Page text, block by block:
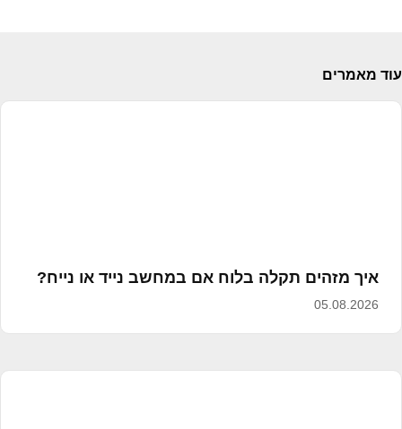
עוד מאמרים
איך מזהים תקלה בלוח אם במחשב נייד או נייח?
05.08.2026